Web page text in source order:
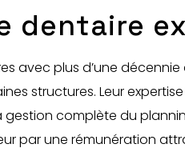
dentaire
avec plus d’une
structures. Leur
gestion complète du
par une rémunération